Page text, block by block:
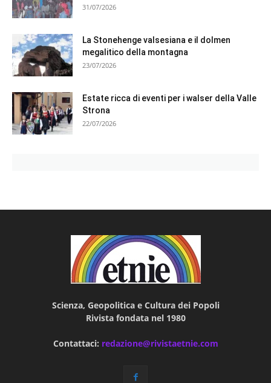
31/07/2026
La Stonehenge valsesiana e il dolmen
megalitico della montagna
23/07/2026
Estate ricca di eventi per i walser della Valle
Strona
22/07/2026
Scienza, Geopolitica e Cultura dei Popoli
Rivista fondata nel 1980
Contattaci: redazione@rivistaetnie.com